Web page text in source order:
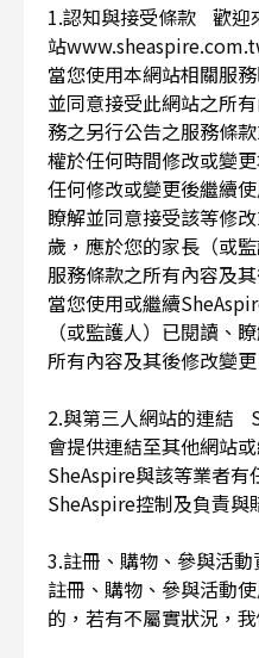
1.認知與接受條款 歡迎
站
當您使用本網站相關服
並同意接受此網站之所
務之另行公告之服務條
權於任何時間修改或變
任何修改或變更後繼續
瞭解並同意接受該等修
歲，應於您的家長（或
服務條款之所有內容及
當您使用或繼續
（或監護人）已閱讀、
所有內容及其後修改變更
2.與第三人網站的連結
會提供連結至其他網站
SheAspire與該等業者有
SheAspire控制及負責與
3.註冊、購物、參與活
註冊、購物、參與活動
的，若有不屬實狀況，